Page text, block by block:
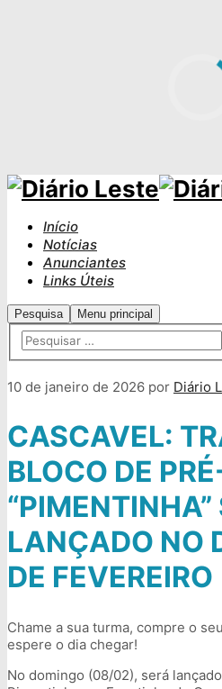
Início
Notícias
Anunciantes
Links Úteis
Pesquisa Menu principal
10 de janeiro de 2026 por Diário
CASCAVEL:
BLOCO DE
“PIMENTINHA”
LANÇADO NO
DE FEVEREIRO
Chame a sua turma, compre o
espere o dia chegar!
No domingo (08/02), será